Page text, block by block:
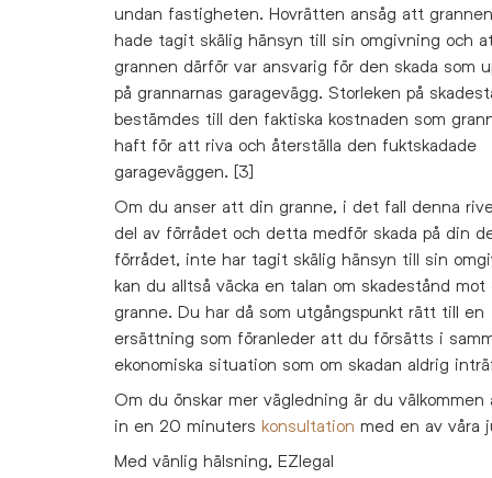
undan fastigheten. Hovrätten ansåg att
hade tagit skälig hänsyn till sin omgivning och
grannen därför var ansvarig för den skada som
på grannarnas garagevägg. Storleken på
bestämdes till den faktiska kostnaden som
haft för att riva och återställa den fuktskadade
garageväggen. [3]
Om du anser att din granne, i det fall denna
del av förrådet och detta medför skada på din
förrådet, inte har tagit skälig hänsyn till sin
kan du alltså väcka en talan om skadestånd mot
granne. Du har då som utgångspunkt rätt till en
ersättning som föranleder att du försätts i
ekonomiska situation som om skadan aldrig
Om du önskar mer vägledning är du välkommen
in en 20 minuters konsultation med en av våra
Med vänlig hälsning, EZlegal